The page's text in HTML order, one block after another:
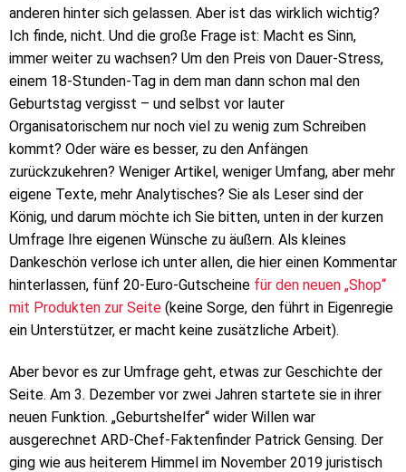
anderen hinter sich gelassen. Aber ist das wirklich wichtig?
Ich finde, nicht. Und die große Frage ist: Macht es Sinn,
immer weiter zu wachsen? Um den Preis von Dauer-Stress,
einem 18-Stunden-Tag in dem man dann schon mal den
Geburtstag vergisst – und selbst vor lauter
Organisatorischem nur noch viel zu wenig zum Schreiben
kommt? Oder wäre es besser, zu den Anfängen
zurückzukehren? Weniger Artikel, weniger Umfang, aber mehr
eigene Texte, mehr Analytisches? Sie als Leser sind der
König, und darum möchte ich Sie bitten, unten in der kurzen
Umfrage Ihre eigenen Wünsche zu äußern. Als kleines
Dankeschön verlose ich unter allen, die hier einen Kommentar
hinterlassen, fünf 20-Euro-Gutscheine für den neuen „Shop“
mit Produkten zur Seite (keine Sorge, den führt in Eigenregie
ein Unterstützer, er macht keine zusätzliche Arbeit).
Aber bevor es zur Umfrage geht, etwas zur Geschichte der
Seite. Am 3. Dezember vor zwei Jahren startete sie in ihrer
neuen Funktion. „Geburtshelfer“ wider Willen war
ausgerechnet ARD-Chef-Faktenfinder Patrick Gensing. Der
ging wie aus heiterem Himmel im November 2019 juristisch